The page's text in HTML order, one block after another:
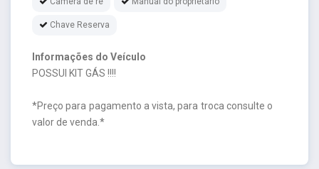
Chave Reserva
Informações do Veículo
POSSUI KIT GÁS !!!!
*Preço para pagamento a vista, para troca consulte o
valor de venda.*